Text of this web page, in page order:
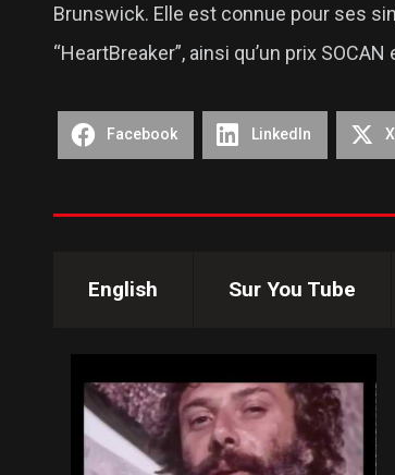
Brunswick. Elle est connue pour ses
“HeartBreaker”, ainsi qu’un prix
Facebook LinkedIn X
English Sur You Tube